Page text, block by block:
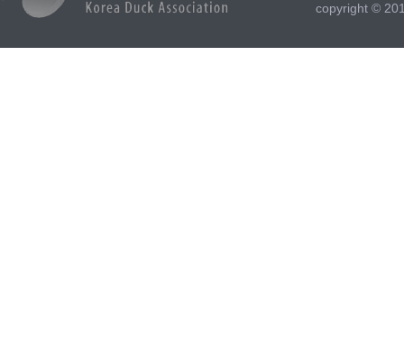
copyright ©